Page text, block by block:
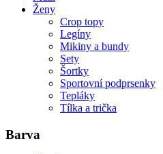
Ženy
Crop topy
Legíny
Mikiny a bundy
Sety
Šortky
Sportovní podprsenky
Tepláky
Tílka a trička
Barva